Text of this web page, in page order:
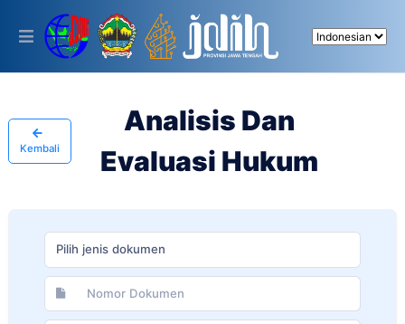
This
includes
system.
Kembali
Analisis Dan
Evaluasi Hukum
Pilih jenis dokumen